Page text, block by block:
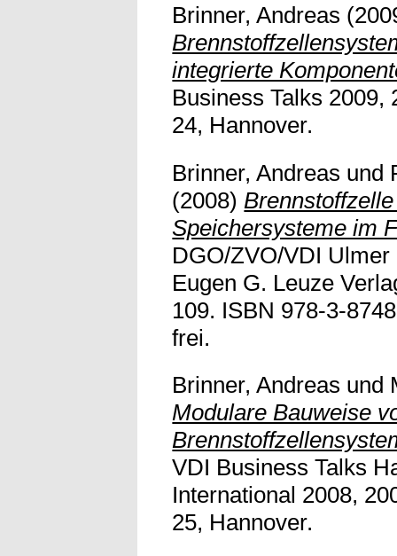
Brinner, Andreas
integrierte
Business Talks 2009,
24, Hannover.
Brinner, Andreas und
(2008)
Speichersysteme im
DGO/ZVO/VDI
Eugen G. Leuze
109. ISBN 978-3-
frei.
Brinner, Andreas und
Modulare Bauweise
VDI Business Talks
International 2008,
25, Hannover.